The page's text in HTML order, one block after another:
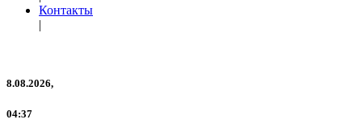
Контакты
|
8.08.2026,
04:37